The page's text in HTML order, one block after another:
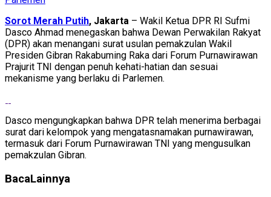
Sorot Merah Putih, Jakarta – Wakil Ketua DPR RI Sufmi
Dasco Ahmad menegaskan bahwa Dewan Perwakilan Rakyat
(DPR) akan menangani surat usulan pemakzulan Wakil
Presiden Gibran Rakabuming Raka dari Forum Purnawirawan
Prajurit TNI dengan penuh kehati-hatian dan sesuai
mekanisme yang berlaku di Parlemen.
Dasco mengungkapkan bahwa DPR telah menerima berbagai
surat dari kelompok yang mengatasnamakan purnawirawan,
termasuk dari Forum Purnawirawan TNI yang mengusulkan
pemakzulan Gibran.
BacaLainnya